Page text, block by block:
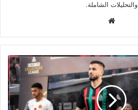
والتحليلات الشاملة.
الوي
ب